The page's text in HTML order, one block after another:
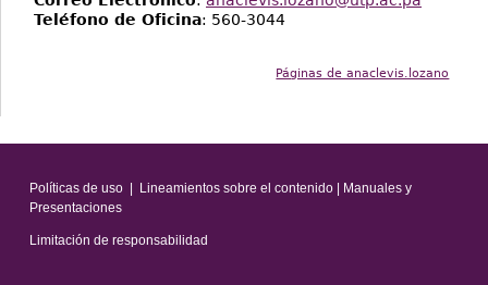
Teléfono de Oficina: 560-3044
Páginas de anaclevis.lozano
Políticas de uso| Lineamientos sobre el contenido|
Manuales y
Presentaciones
Limitación de responsabilidad